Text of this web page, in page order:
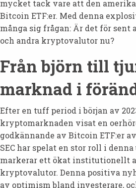
mycket tack vare att den
Bitcoin ETF:er. Med denna
många sig frågan: Är det för
och andra kryptovalutor nu?
Från björn till
marknad i
Efter en tuff period i början av
kryptomarknaden visat en
godkännande av Bitcoin ETF:er
SEC har spelat en stor roll i
markerar ett ökat institutionellt
kryptovalutor. Denna positiva
av optimism bland investerare,